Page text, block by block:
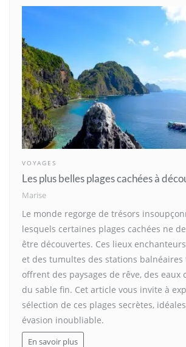
VOYAGES
Les plus belles plages cachées à
Marise
Le monde regorge de trésors
lesquels certaines plages cachées ne
être découvertes. Ces lieux
et des tumultes des stations
offrent des paysages de rêve, des eaux
du sable fin. Cet article vous invite à
sélection de ces plages secrètes,
évasion inoubliable.
En savoir plus